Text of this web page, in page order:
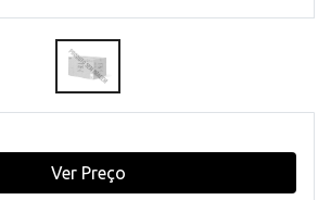
Ver Preço